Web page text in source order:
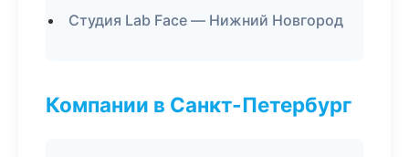
Студия Lab Face — Нижний Новгород
Компании в Санкт-Петербург